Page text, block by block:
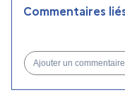
Commentaires
Ajouter un